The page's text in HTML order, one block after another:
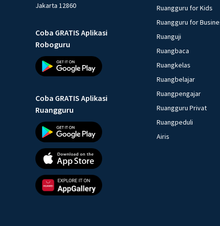
Jakarta 12860
Coba GRATIS Aplikasi
Roboguru
Coba GRATIS Aplikasi
Ruangguru
Ruangguru for Kids
Ruangguru for
Ruanguji
Ruangbaca
Ruangkelas
Ruangbelajar
Ruangpengajar
Ruangguru Privat
Ruangpeduli
Airis